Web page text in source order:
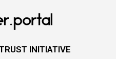
INITIATIVE